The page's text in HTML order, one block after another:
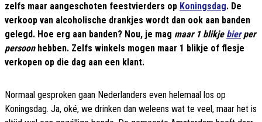
zelfs maar aangeschoten feestvierders op Koningsdag. De
verkoop van alcoholische drankjes wordt dan ook aan banden
gelegd. Hoe erg aan banden? Nou, je mag maar 1 blikje bierper
persoonhebben. Zelfs winkels mogen maar 1 blikje of flesje
verkopen op die dag aan een klant.
Normaal gesproken gaan Nederlanders even helemaal los op
Koningsdag. Ja, oké, we drinken dan weleens wat te veel, maar het is